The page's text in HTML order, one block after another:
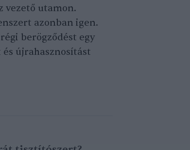
vezető utamon.
azonban igen.
berögződést egy
újrahasznosítást